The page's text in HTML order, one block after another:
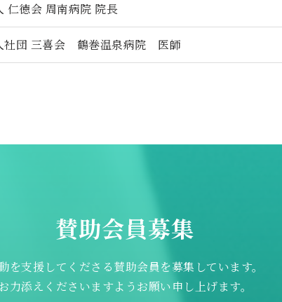
仁徳会 周南病院 院長
社団 三喜会 鶴巻温泉病院 医師
賛助会員募集
を支援してくださる賛助会員を募集しています。
力添えくださいますようお願い申し上げます。